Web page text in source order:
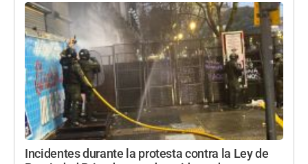
Incidentes durante la protesta contra la Ley de